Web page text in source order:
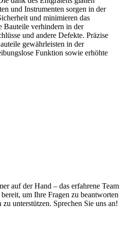
und Instrumenten sorgen in der
und minimieren das
Bauteile verhindern in der
und andere Defekte. Präzise
gewährleisten in der
Funktion sowie erhöhte
auf der Hand – das erfahrene Team
um Ihre Fragen zu beantworten
unterstützen. Sprechen Sie uns an!